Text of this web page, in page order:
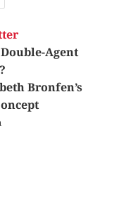
Agent
Bronfen’s